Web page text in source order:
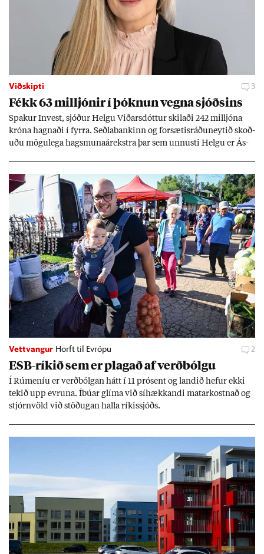
Viðskipti 3
Fékk 63 millj­ón­ir í þókn­un vegna sjóðs­ins
Spak­ur In­vest, sjóð­ur Helgu Við­ars­dótt­ur skil­aði 242 millj­óna
króna hagn­aði í fyrra. Seðla­bank­inn og for­sæt­is­ráðu­neyt­ið skoð­
uðu mögu­lega hags­muna­árekstra þar sem unnusti Helgu er Ás­
Vettvangur Horft til Evrópu 2
ESB-rík­ið sem er plag­að af verð­bólgu
Í Rúm­en­íu er verð­bólg­an hátt í 11 pró­sent og land­ið hef­ur ekki
tek­ið upp evr­una. Íbú­ar glíma við sí­hækk­andi mat­ar­kostn­að og
stjórn­völd við stöð­ug­an halla rík­is­sjóðs.